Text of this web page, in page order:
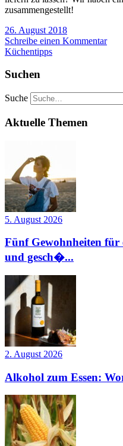
zusammengestellt!
26. August 2018
Schreibe einen Kommentar
Küchentipps
Suchen
Suche
Aktuelle Themen
5. August 2026
Fünf Gewohnheiten für
und gesch�...
2. August 2026
Alkohol zum Essen: